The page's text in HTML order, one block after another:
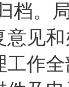
档。
意见
工作